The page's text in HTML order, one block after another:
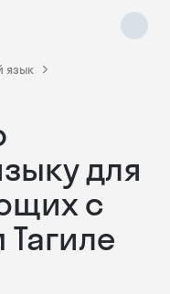
язык
для
с